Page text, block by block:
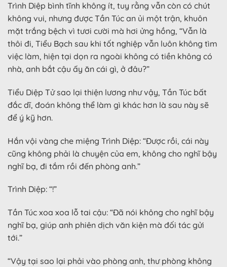
Trình Diệp bình tĩnh không ít, tuy rằng vẫn còn có chút
không vui, nhưng được Tần Túc an ủi một trận, khuôn
mặt trắng bệch vì tươi cười mà hơi ửng hồng, “Vẫn là
thôi đi, Tiểu Bạch sau khi tốt nghiệp vẫn luôn không tìm
việc làm, hiện tại dọn ra ngoài không có tiền không có
nhà, anh bắt cậu ấy ăn cái gì, ở đâu?”
Tiểu Diệp Tử sao lại thiện lương như vậy, Tần Túc bất
đắc dĩ, đoán không thể làm gì khác hơn là sau này sẽ
để ý kỹ hơn.
Hắn vội vàng che miệng Trình Diệp: “Được rồi, cái này
cũng không phải là chuyện của em, không cho nghĩ bậy
nghĩ bạ, đi tắm rồi đến phòng anh.”
Trình Diệp: “!”
Tần Túc xoa xoa lỗ tai cậu: “Đã nói không cho nghĩ bậy
nghĩ bạ, giúp anh phiên dịch văn kiện mà đối tác gửi
tới.”
“Vậy tại sao lại phải vào phòng anh, thư phòng không